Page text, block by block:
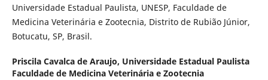
Universidade Estadual Paulista, UNESP, Faculdade de
Medicina Veterinária e Zootecnia, Distrito de Rubião Júnior,
Botucatu, SP, Brasil.
Priscila Cavalca de Araujo, Universidade Estadual Paulista
Faculdade de Medicina Veterinária e Zootecnia